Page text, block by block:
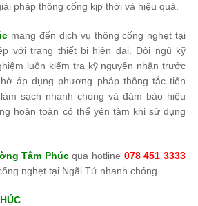
pháp thông cống kịp thời và hiệu quả.
mang đến dịch vụ thông cống nghẹt tại
với trang thiết bị hiện đại. Đội ngũ kỹ
luôn kiểm tra kỹ nguyên nhân trước
áp dụng phương pháp thông tắc tiên
sạch nhanh chóng và đảm bảo hiệu
hoàn toàn có thể yên tâm khi sử dụng
Tâm Phúcqua hotline 078 451 3333
nghẹt tại Ngãi Tứ nhanh chóng.